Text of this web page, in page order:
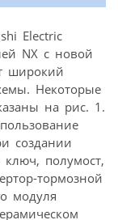
Electric
NX с новой
широкий
Некоторые
на рис. 1.
создании
полумост,
тормозной
модуля